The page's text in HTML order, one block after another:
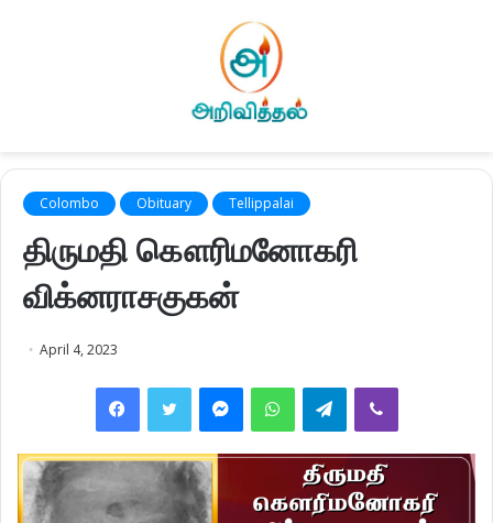
Colombo Obituary Tellippalai
திருமதி கௌரிமனோகரி
விக்னராசகுகன்
April 4, 2023
FacebookTwitter MessengerWhatsAppTelegramViber